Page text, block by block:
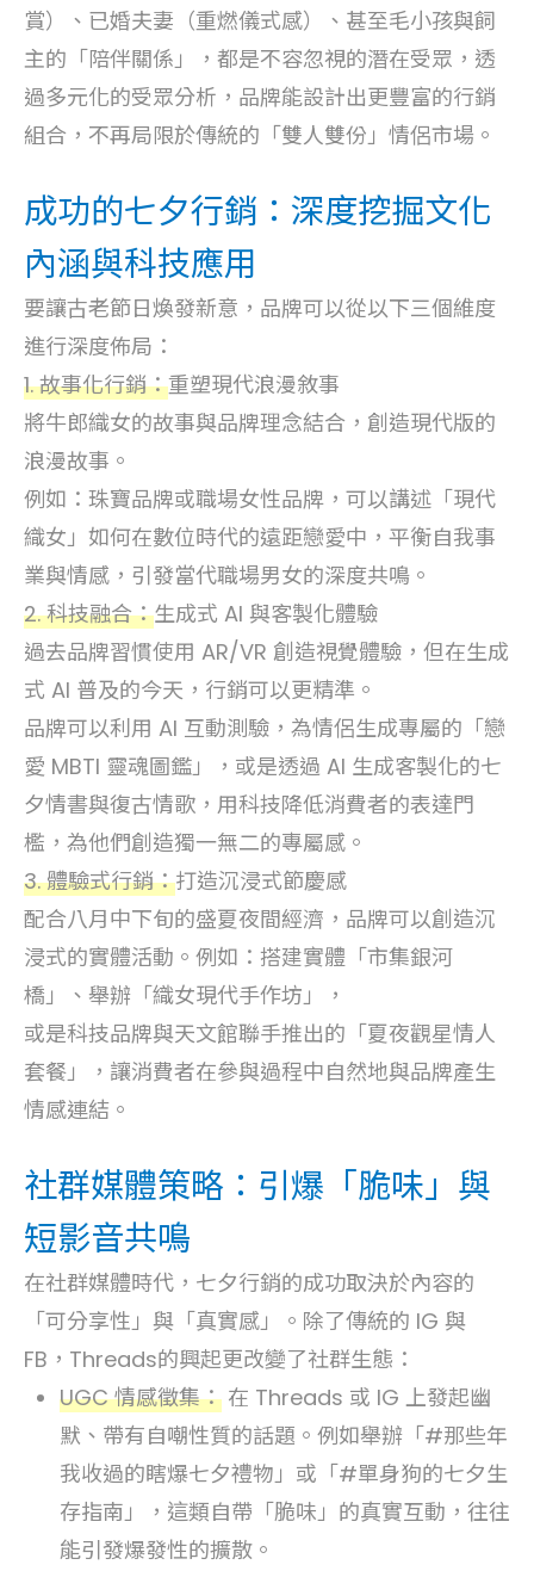
賞）、已婚夫妻（重燃儀式感）、甚至毛小孩與飼
主的「陪伴關係」，都是不容忽視的潛在受眾，透
過多元化的受眾分析，品牌能設計出更豐富的行銷
組合，不再局限於傳統的「雙人雙份」情侶市場。
成功的七夕行銷：深度挖掘文化
內涵與科技應用
要讓古老節日煥發新意，品牌可以從以下三個維度
進行深度佈局：
1. 故事化行銷：重塑現代浪漫敘事
將牛郎織女的故事與品牌理念結合，創造現代版的
浪漫故事。
例如：珠寶品牌或職場女性品牌，可以講述「現代
織女」如何在數位時代的遠距戀愛中，平衡自我事
業與情感，引發當代職場男女的深度共鳴。
2. 科技融合：生成式 AI 與客製化體驗
過去品牌習慣使用 AR/VR 創造視覺體驗，但在生成
式 AI 普及的今天，行銷可以更精準。
品牌可以利用 AI 互動測驗，為情侶生成專屬的「戀
愛 MBTI 靈魂圖鑑」，或是透過 AI 生成客製化的七
夕情書與復古情歌，用科技降低消費者的表達門
檻，為他們創造獨一無二的專屬感。
3. 體驗式行銷：打造沉浸式節慶感
配合八月中下旬的盛夏夜間經濟，品牌可以創造沉
浸式的實體活動。例如：搭建實體「市集銀河
橋」、舉辦「織女現代手作坊」，
或是科技品牌與天文館聯手推出的「夏夜觀星情人
套餐」，讓消費者在參與過程中自然地與品牌產生
情感連結。
社群媒體策略：引爆「脆味」與
短影音共鳴
在社群媒體時代，七夕行銷的成功取決於內容的
「可分享性」與「真實感」。除了傳統的 IG 與
FB，Threads的興起更改變了社群生態：
UGC 情感徵集： 在 Threads 或 IG 上發起幽
默、帶有自嘲性質的話題。 例如舉辦「#那些年
我收過的瞎爆七夕禮物」或「#單身狗的七夕生
存指南」，這類自帶「脆味」的真實互動，往往
能引發爆發性的擴散。